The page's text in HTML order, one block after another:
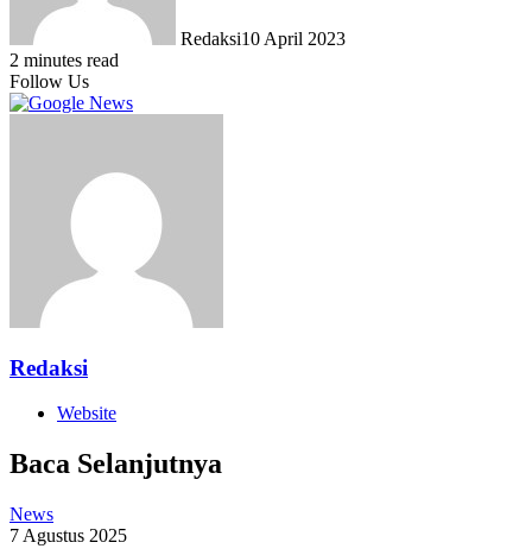
Redaksi10 April 2023
2 minutes read
Follow Us
Redaksi
Website
Baca Selanjutnya
News
7 Agustus 2025